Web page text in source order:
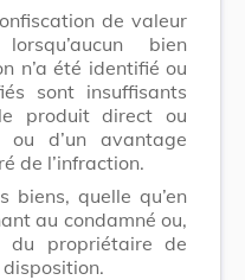
de valeur
bien
n’a été identifié ou
sont insuffisants
produit direct ou
ou d’un avantage
de l’infraction.
biens, quelle qu’en
au condamné ou,
du propriétaire de